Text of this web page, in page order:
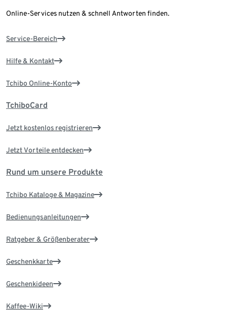
Online-Services nutzen & schnell Antworten finden.
Service-Bereich
Hilfe & Kontakt
Tchibo Online-Konto
TchiboCard
Jetzt kostenlos registrieren
Jetzt Vorteile entdecken
Rund um unsere Produkte
Tchibo Kataloge & Magazine
Bedienungsanleitungen
Ratgeber & Größenberater
Geschenkkarte
Geschenkideen
Kaffee-Wiki